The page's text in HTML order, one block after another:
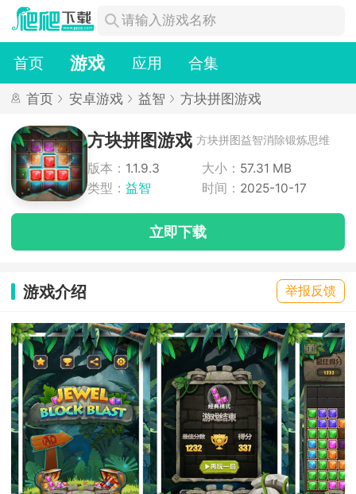
首页 游戏 应用 合集
首页 安卓游戏 益智 方块拼图游戏
方块拼图游戏 方块拼图益智消除锻炼思维
版本： 1.1.9.3 大小： 57.31 MB
类型： 益智 时间： 2025-10-17
立即下载
游戏介绍 举报反馈